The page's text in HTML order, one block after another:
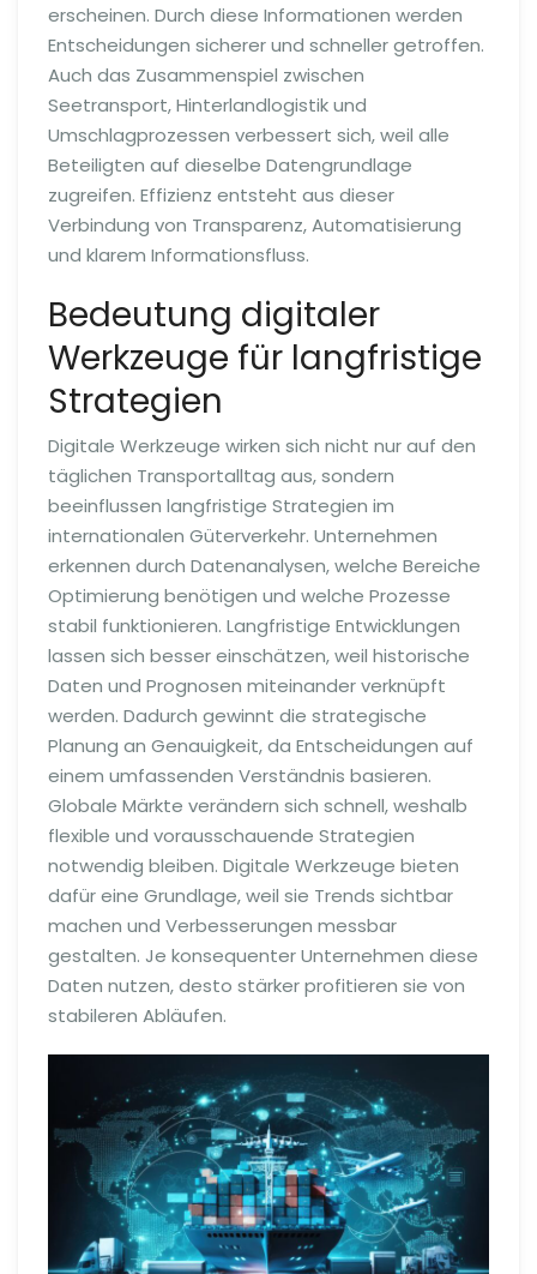
erscheinen. Durch diese Informationen werden
Entscheidungen sicherer und schneller getroffen.
Auch das Zusammenspiel zwischen
Seetransport, Hinterlandlogistik und
Umschlagprozessen verbessert sich, weil alle
Beteiligten auf dieselbe Datengrundlage
zugreifen. Effizienz entsteht aus dieser
Verbindung von Transparenz, Automatisierung
und klarem Informationsfluss.
Bedeutung digitaler
Werkzeuge für langfristige
Strategien
Digitale Werkzeuge wirken sich nicht nur auf den
täglichen Transportalltag aus, sondern
beeinflussen langfristige Strategien im
internationalen Güterverkehr. Unternehmen
erkennen durch Datenanalysen, welche Bereiche
Optimierung benötigen und welche Prozesse
stabil funktionieren. Langfristige Entwicklungen
lassen sich besser einschätzen, weil historische
Daten und Prognosen miteinander verknüpft
werden. Dadurch gewinnt die strategische
Planung an Genauigkeit, da Entscheidungen auf
einem umfassenden Verständnis basieren.
Globale Märkte verändern sich schnell, weshalb
flexible und vorausschauende Strategien
notwendig bleiben. Digitale Werkzeuge bieten
dafür eine Grundlage, weil sie Trends sichtbar
machen und Verbesserungen messbar
gestalten. Je konsequenter Unternehmen diese
Daten nutzen, desto stärker profitieren sie von
stabileren Abläufen.